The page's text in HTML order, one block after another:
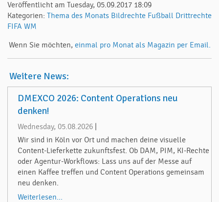
Veröffentlicht am Tuesday, 05.09.2017 18:09
Kategorien: Thema des Monats Bildrechte Fußball Drittrechte
FIFA WM
Wenn Sie möchten, einmal pro Monat als Magazin per Email.
Weitere News:
DMEXCO 2026: Content Operations neu
denken!
Wednesday, 05.08.2026
Wir sind in Köln vor Ort und machen deine visuelle
Content-Lieferkette zukunftsfest. Ob DAM, PIM, KI-Rechte
oder Agentur-Workflows: Lass uns auf der Messe auf
einen Kaffee treffen und Content Operations gemeinsam
neu denken.
Weiterlesen...